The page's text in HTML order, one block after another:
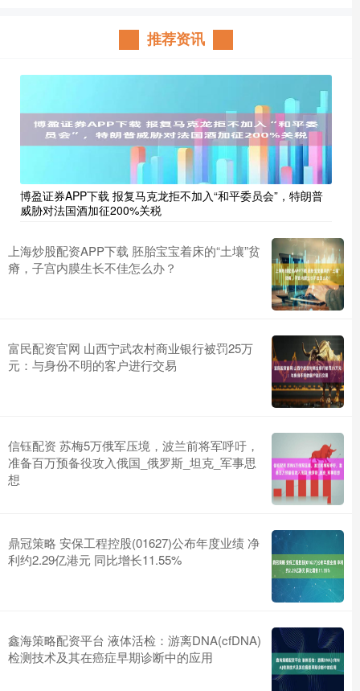
推荐资讯
博盈证券APP下载 报复马克龙拒不加入“和平委员会”，特朗普
威胁对法国酒加征200%关税
上海炒股配资APP下载 胚胎宝宝着床的“土壤”贫
瘠，子宫内膜生长不佳怎么办？
富民配资官网 山西宁武农村商业银行被罚25万
元：与身份不明的客户进行交易
信钰配资 苏梅5万俄军压境，波兰前将军呼吁，
准备百万预备役攻入俄国_俄罗斯_坦克_军事思
想
鼎冠策略 安保工程控股(01627)公布年度业绩 净
利约2.29亿港元 同比增长11.55%
鑫海策略配资平台 液体活检：游离DNA(cfDNA)
检测技术及其在癌症早期诊断中的应用